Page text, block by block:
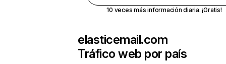
10 veces más información diaria. ¡Gratis!
elasticemail.com
Tráfico web por país